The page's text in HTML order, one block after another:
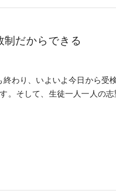
制だからできる
わり、いよいよ今日から受
。そして、生徒一人一人の